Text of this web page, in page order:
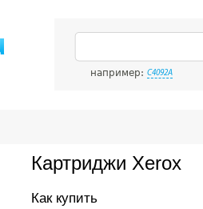
например: C4092A
Картриджи Xerox
Как купить